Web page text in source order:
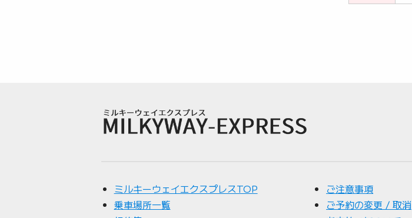
ミルキーウェイエクスプレスTOP
乗車場所一覧
ご注意事項
ご予約の変更 / 取消